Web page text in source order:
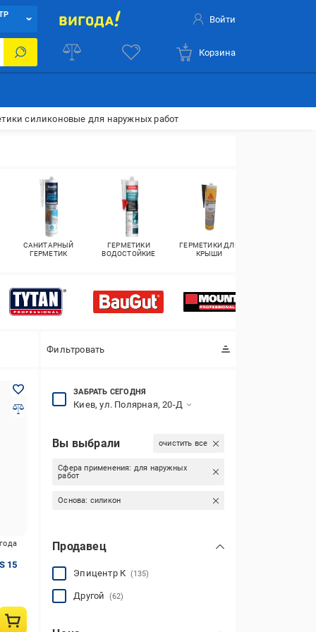
Войти
Корзина
силиконовые для наружных работ
САНИТАРНЫЙ
ГЕРМЕТИК
ГЕРМЕТИКИ
ВОДОСТОЙКИЕ
ГЕРМЕТИКИ ДЛЯ
КРЫШИ
Фильтровать
15
ЗАБРАТЬ СЕГОДНЯ
Киев, ул. Полярная, 20-Д
Вы выбрали очистить все
Сфера применения: для наружных
работ
Основа: силикон
Продавец
Эпицентр К (135)
Другой (62)